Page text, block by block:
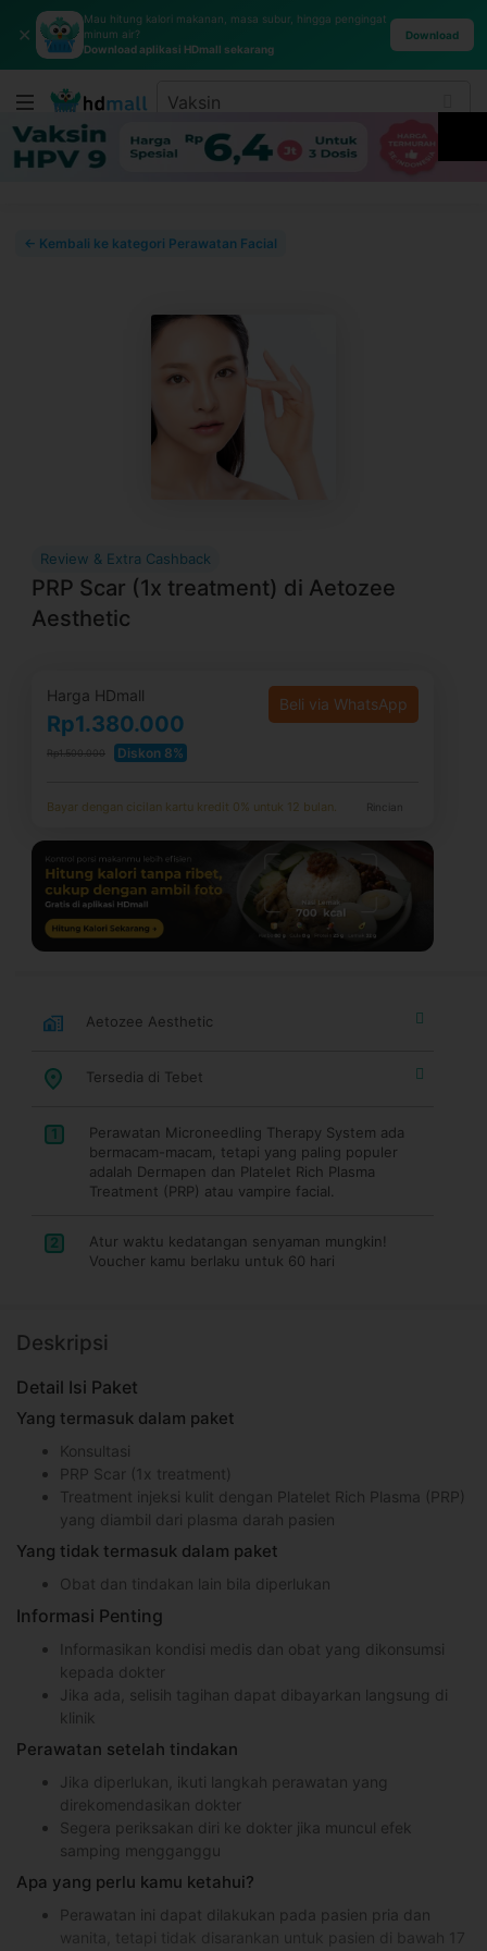
✕
Mau hitung kalori makanan, masa subur, hingga pengingat
minum air?
Download aplikasi HDmall sekarang
Download
← Kembali ke kategori Perawatan Facial
Review & Extra Cashback
PRP Scar (1x treatment) di Aetozee
Aesthetic
Harga HDmall
Rp1.380.000
Rp1.500.000 Diskon 8%
Beli via WhatsApp
Bayar dengan cicilan kartu kredit 0% untuk 12 bulan. Rincian
Aetozee Aesthetic
Tersedia di Tebet
1
Perawatan Microneedling Therapy System ada
bermacam-macam, tetapi yang paling populer
adalah Dermapen dan Platelet Rich Plasma
Treatment (PRP) atau vampire facial.
2
Atur waktu kedatangan senyaman mungkin!
Voucher kamu berlaku untuk 60 hari
Deskripsi
Detail Isi Paket
Yang termasuk dalam paket
Konsultasi
PRP Scar (1x treatment)
Treatment injeksi kulit dengan Platelet Rich Plasma (PRP)
yang diambil dari plasma darah pasien
Yang tidak termasuk dalam paket
Obat dan tindakan lain bila diperlukan
Informasi Penting
Informasikan kondisi medis dan obat yang dikonsumsi
kepada dokter
Jika ada, selisih tagihan dapat dibayarkan langsung di
klinik
Perawatan setelah tindakan
Jika diperlukan, ikuti langkah perawatan yang
direkomendasikan dokter
Segera periksakan diri ke dokter jika muncul efek
samping mengganggu
Apa yang perlu kamu ketahui?
Perawatan ini dapat dilakukan pada pasien pria dan
wanita, tetapi tidak disarankan untuk pasien di bawah 17